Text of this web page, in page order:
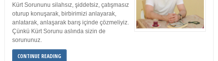
Kürt Sorununu silahsız, şiddetsiz, çatışmasız
oturup konuşarak, birbirimizi anlayarak,
anlatarak, anlaşarak barış içinde çözmeliyiz.
Çünkü Kürt Sorunu aslında sizin de
sorununuz.
CONTINUE READING